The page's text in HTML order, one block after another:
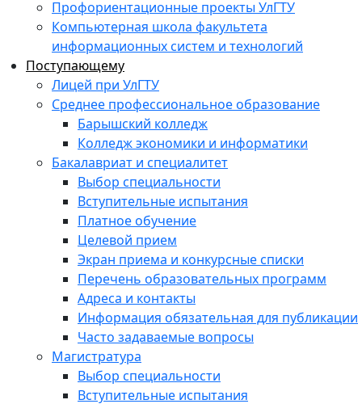
Профориентационные проекты УлГТУ
Компьютерная школа факультета
информационных систем и технологий
Поступающему
Лицей при УлГТУ
Среднее профессиональное образование
Барышский колледж
Колледж экономики и информатики
Бакалавриат и специалитет
Выбор специальности
Вступительные испытания
Платное обучение
Целевой прием
Экран приема и конкурсные списки
Перечень образовательных программ
Адреса и контакты
Информация обязательная для публикации
Часто задаваемые вопросы
Магистратура
Выбор специальности
Вступительные испытания